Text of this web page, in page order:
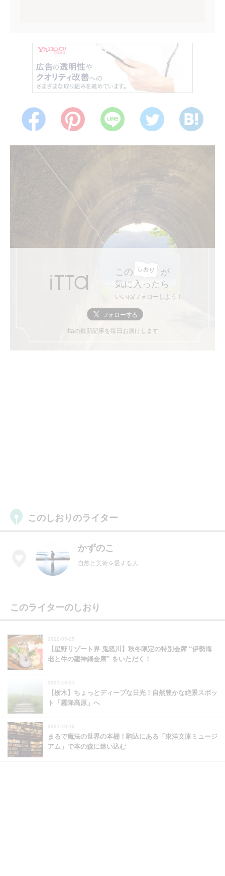
この
が
気に入ったら
いいね/フォローしよう！
ittaの最新記事を毎日お届けします
このしおりのライター
かずのこ
自然と美術を愛する人
このライターのしおり
2022-09-25
【星野リゾート界 鬼怒川】秋冬限定の特別会席 “伊勢海
老と牛の龍神鍋会席” をいただく！
2021-10-21
【栃木】ちょっとディープな日光！自然豊かな絶景スポッ
ト「霧降高原」へ
2021-10-19
まるで魔法の世界の本棚！駒込にある「東洋文庫ミュージ
アム」で本の森に迷い込む